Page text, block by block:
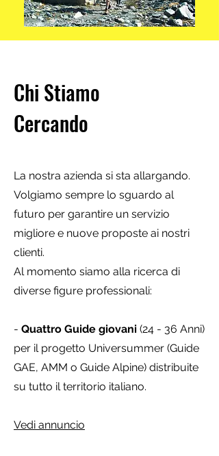
Chi Stiamo
Cercando
La nostra azienda si sta allargando.
Volgiamo sempre lo sguardo al
futuro per garantire un servizio
migliore e nuove proposte ai nostri
clienti.
Al momento siamo alla ricerca di
diverse figure professionali:
- Quattro Guide giovani (24 - 36 Anni)
per il progetto Universummer (Guide
GAE, AMM o Guide Alpine) distribuite
su tutto il territorio italiano.
Vedi annuncio